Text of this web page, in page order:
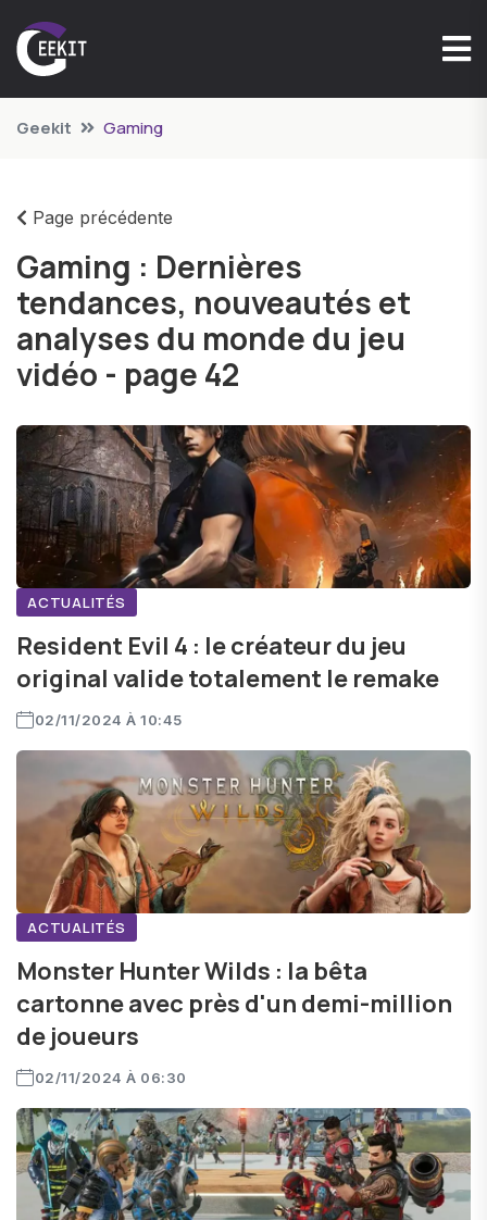
Geekit Gaming
Page précédente
Gaming : Dernières
tendances, nouveautés et
analyses du monde du jeu
vidéo - page 42
ACTUALITÉS
Resident Evil 4 : le créateur du jeu
original valide totalement le remake
02/11/2024 À 10:45
ACTUALITÉS
Monster Hunter Wilds : la bêta
cartonne avec près d'un demi-million
de joueurs
02/11/2024 À 06:30